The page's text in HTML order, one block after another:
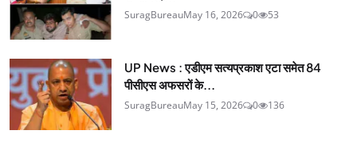
SuragBureauMay 16, 2026 0 53
UP News : एडीएम सत्यप्रकाश एटा समेत 84
पीसीएस अफसरों के...
SuragBureauMay 15, 2026 0 136